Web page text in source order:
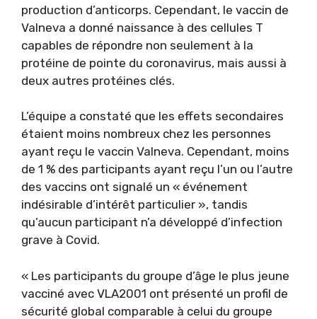
production d’anticorps. Cependant, le vaccin de
Valneva a donné naissance à des cellules T
capables de répondre non seulement à la
protéine de pointe du coronavirus, mais aussi à
deux autres protéines clés.
L’équipe a constaté que les effets secondaires
étaient moins nombreux chez les personnes
ayant reçu le vaccin Valneva. Cependant, moins
de 1 % des participants ayant reçu l’un ou l’autre
des vaccins ont signalé un « événement
indésirable d’intérêt particulier », tandis
qu’aucun participant n’a développé d’infection
grave à Covid.
« Les participants du groupe d’âge le plus jeune
vacciné avec VLA2001 ont présenté un profil de
sécurité global comparable à celui du groupe